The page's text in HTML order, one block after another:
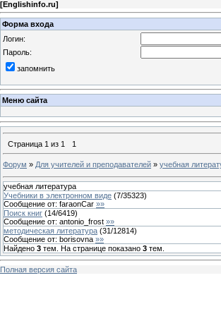
[Englishinfo.ru]
Форма входа
Логин:
Пароль:
запомнить
Меню сайта
Страница 1 из 1 1
Форум » Для учителей и преподавателей » учебная
учебная литература
Учебники в электронном виде (7/35323)
Сообщение от: faraonCar »»
Поиск книг (14/6419)
Сообщение от: antonio_frost »»
методическая литература (31/12814)
Сообщение от: borisovna »»
Найдено 3 тем. На странице показано 3 тем.
Полная версия сайта